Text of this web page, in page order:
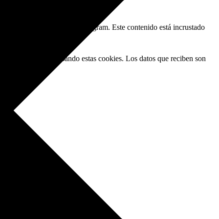
redes sociales como Instagram. Este contenido está incrustado
que procesan usando estas cookies. Los datos que reciben son